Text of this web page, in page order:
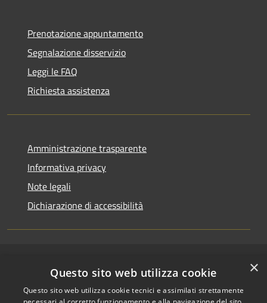
Prenotazione appuntamento
Segnalazione disservizio
Leggi le FAQ
Richiesta assistenza
Amministrazione trasparente
Informativa privacy
Note legali
Dichiarazione di accessibilità
Accessibilità
Privacy
Copyright © 2026 • Comune di
Riccione • Powered by
Municipium•Accesso
×
Questo sito web utilizza cookie
Questo sito web utilizza cookie tecnici e assimilati strettamente